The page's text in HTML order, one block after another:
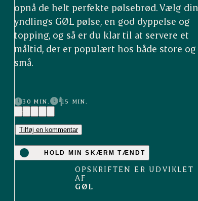
opnå de helt perfekte pølsebrød. Vælg din
yndlings GØL pølse, en god dyppelse og
topping, og så er du klar til at servere et
måltid, der er populært hos både store og
små.
30 MIN.
15 MIN.
(8)
Tilføj en kommentar
HOLD MIN SKÆRM TÆNDT
OPSKRIFTEN ER UDVIKLET
AF
GØL